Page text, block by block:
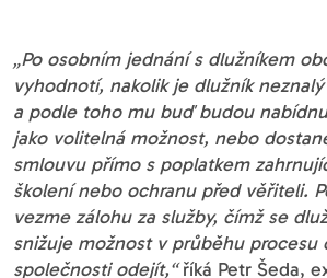
„Po osobním jednání s dlužníkem
vyhodnotí, nakolik je dlužník
a podle toho mu buď budou
jako volitelná možnost, nebo
smlouvu přímo s poplatkem
školení nebo ochranu před věřiteli.
vezme zálohu za služby, čímž se
snižuje možnost v průběhu procesu
společnosti odejít,“říká Petr Šeda,